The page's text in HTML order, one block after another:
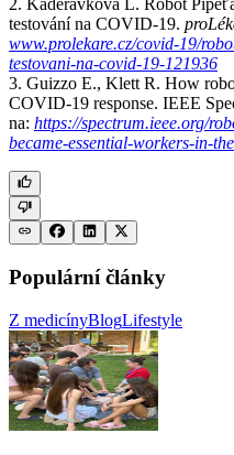
2. Kadeřávková L. Robot
testování na COVID-19.
www.prolekare.cz/covid-19/
testovani-na-covid-19-121936
3. Guizzo E., Klett R. How
COVID-19 response. IEEE
na: https://spectrum.ieee.org/
became-essential-workers-in-
Populární články
Z medicínyBlogLifestyle